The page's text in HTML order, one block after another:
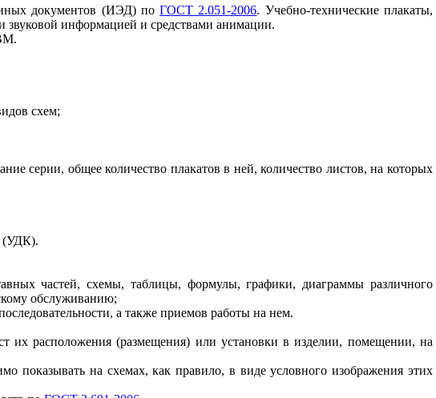
документов (ИЭД) поГОСТ 2.051-2006. Учебно-технические плакаты,
информацией и средствами анимации.
схем;
серии, общее количество плакатов в ней, количество листов, на которых
(УДК).
частей, схемы, таблицы, формулы, графики, диаграммы различного
обслуживанию;
а также приемов работы на нем.
их расположения (размещения) или установки в изделии, помещении, на
показывать на схемах, как правило, в виде условного изображения этих